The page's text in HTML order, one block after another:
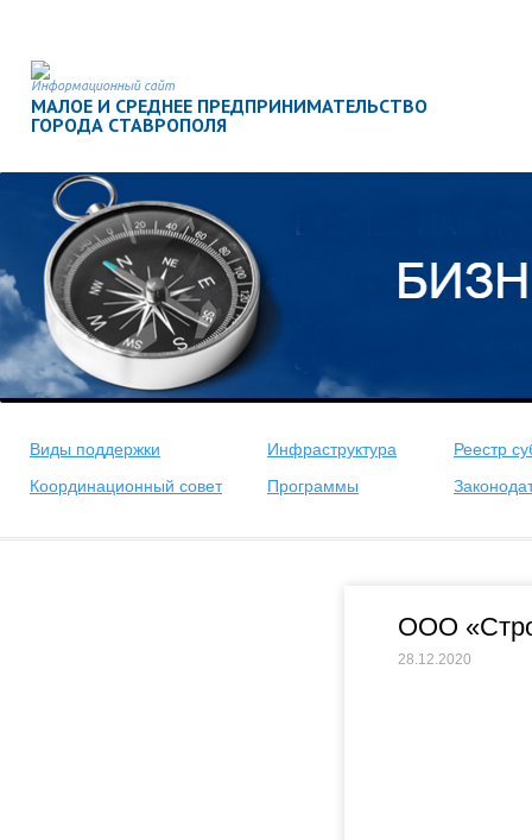
Информационный сайт
МАЛОЕ И СРЕДНЕЕ ПРЕДПРИНИМАТЕЛЬСТВО
ГОРОДА СТАВРОПОЛЯ
Виды поддержки Инфраструктура
Реестр
Координационный совет
Программы
ООО
28.12.2020